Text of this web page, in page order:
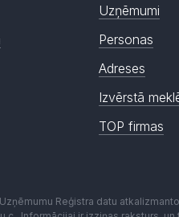
Uzņēmumi
Personas
Adreses
Izvērstā
TOP firmas
Reģistra datu